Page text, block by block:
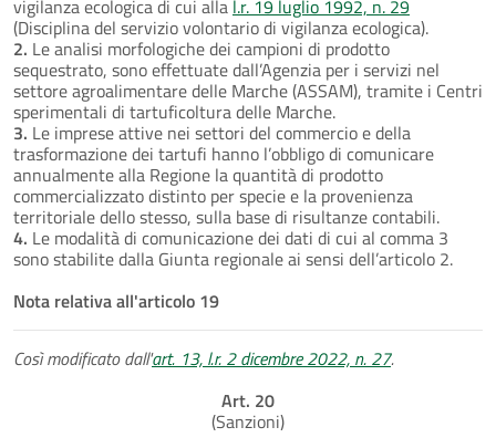
vigilanza ecologica di cui alla l.r. 19 luglio 1992, n. 29
(Disciplina del servizio volontario di vigilanza ecologica).
2. Le analisi morfologiche dei campioni di prodotto
sequestrato, sono effettuate dall’Agenzia per i servizi nel
settore agroalimentare delle Marche (ASSAM), tramite i Centri
sperimentali di tartuficoltura delle Marche.
3. Le imprese attive nei settori del commercio e della
trasformazione dei tartufi hanno l’obbligo di comunicare
annualmente alla Regione la quantità di prodotto
commercializzato distinto per specie e la provenienza
territoriale dello stesso, sulla base di risultanze contabili.
4. Le modalità di comunicazione dei dati di cui al comma 3
sono stabilite dalla Giunta regionale ai sensi dell’articolo 2.
Nota relativa all'articolo 19
Così modificato dall'art. 13, l.r. 2 dicembre 2022, n. 27.
Art. 20
(Sanzioni)